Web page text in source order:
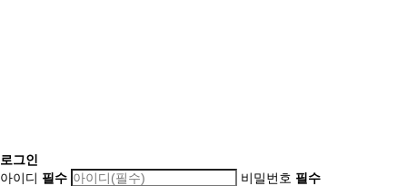
로그인
아이디 필수 비밀번호 필수